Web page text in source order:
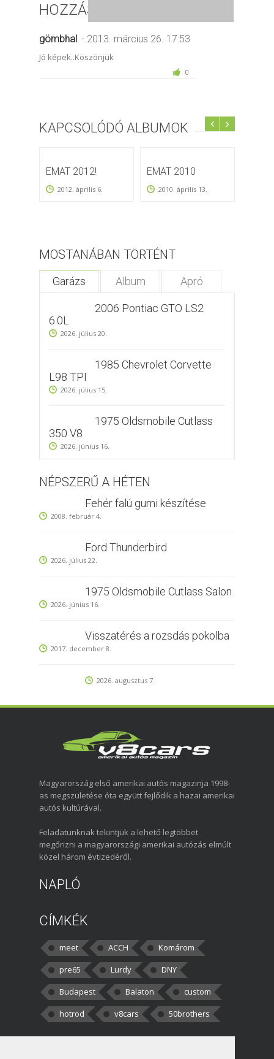
HOZZÁSZÓLÁSOK
gömbhal - 2013. március 26. 17:53
Jó képek..Köszönjük
0
KAPCSOLÓDÓ ALBUMOK
EMAT 2012!
2012. április 6.
EMAT 2010
2010. április 13.
MOSTANÁBAN TÖRTÉNT
Garázs Album Apró
2006 Pontiac GTO LS2
6.0L
2026. július 20.
1985 Chevrolet Corvette
L98 TPI
2026. július 15.
1975 Oldsmobile Cutlass
350 V8
2026. június 16.
NÉPSZERŰ A HÉTEN
Fehér falú gumi készítése
2008. február 4.
Ford Thunderbird
2026. július 22.
1975 Oldsmobile Cutlass Salon
2026. június 16.
Visszatérés a rozsdás pokolba
2017. december 8.
2026. augusztus 7.
Magyarország első amerikai autós magazinja 1998-
as megszületése óta együtt fejlődik a hazai amerikai
autós kultúrával.
Feladatunknak tekintjük a lehető legtöbbet
megőrizni a magyarországi amerikai autózás elmúlt
közel három évtizedéről.
NAPLÓ
CÍMKÉK
meet ACCH
Komárom
pre65
Lurdy
DNY
Budapest
Balaton
custom
hotrod
v8cars 50brothers